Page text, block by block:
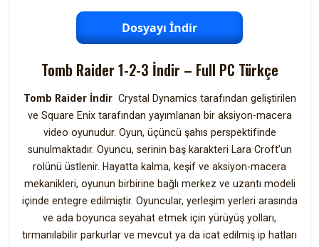
Dosyayı İndir
Tomb Raider 1-2-3 İndir – Full PC Türkçe
Tomb Raider İndirCrystal Dynamics tarafından geliştirilen
ve Square Enix tarafından yayımlanan bir aksiyon-macera
video oyunudur. Oyun, üçüncü şahıs perspektifinde
sunulmaktadır. Oyuncu, serinin baş karakteri Lara Croft’un
rolünü üstlenir. Hayatta kalma, keşif ve aksiyon-macera
mekanikleri, oyunun birbirine bağlı merkez ve uzantı modeli
içinde entegre edilmiştir. Oyuncular, yerleşim yerleri arasında
ve ada boyunca seyahat etmek için yürüyüş yolları,
tırmanılabilir parkurlar ve mevcut ya da icat edilmiş ip hatları